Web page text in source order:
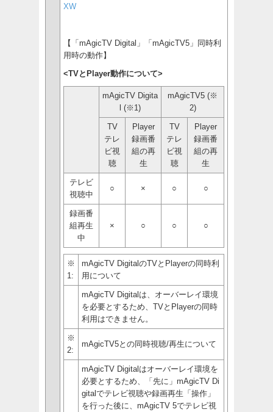
XW
【「mAgicTV Digital」「mAgicTV5」同時利
用時の動作】
<TVとPlayer動作について>
mAgicTV Digita
l (※1)
mAgicTV5 (※
2)
TV
テレ
ビ視
聴
Player
録画番
組の再
生
TV
テレ
ビ視
聴
Player
録画番
組の再
生
テレビ
視聴中
○ × ○ ○
録画番
組再生
中
× ○ ○ ○
※
1:
mAgicTV DigitalのTVとPlayerの同時利
用について
mAgicTV Digitalは、オーバーレイ環境
を必要とするため、TVとPlayerの同時
利用はできません。
※
2:
mAgicTV5との同時視聴/再生について
mAgicTV Digitalはオーバーレイ環境を
必要とするため、「先に」mAgicTV Di
gitalでテレビ視聴や録画再生「操作」
を行った後に、mAgicTV 5でテレビ視